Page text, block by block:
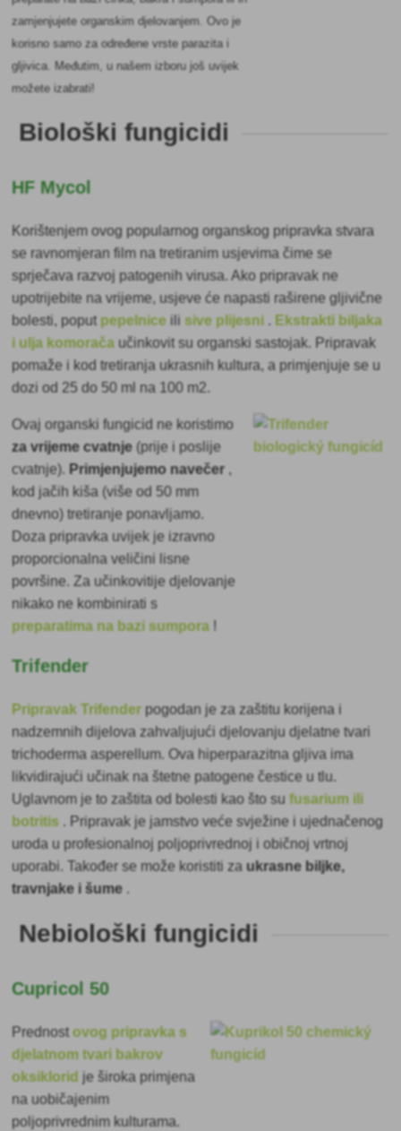
zamjenjujete organskim djelovanjem. Ovo je
korisno samo za određene vrste parazita i
gljivica. Međutim, u našem izboru još uvijek
možete izabrati!
Biološki fungicidi
HF Mycol
Korištenjem ovog popularnog organskog pripravka stvara
se ravnomjeran film na tretiranim usjevima čime se
sprječava razvoj patogenih virusa. Ako pripravak ne
upotrijebite na vrijeme, usjeve će napasti raširene gljivične
bolesti, poputpepelnice ilisive plijesni . Ekstrakti biljaka
i ulja komorača učinkovit su organski sastojak. Pripravak
pomaže i kod tretiranja ukrasnih kultura, a primjenjuje se u
dozi od 25 do 50 ml na 100 m2.
Ovaj organski fungicid ne koristimo
za vrijeme cvatnje (prije i poslije
cvatnje). Primjenjujemo navečer ,
kod jačih kiša (više od 50 mm
dnevno) tretiranje ponavljamo.
Doza pripravka uvijek je izravno
proporcionalna veličini lisne
površine. Za učinkovitije djelovanje
nikako ne kombinirati s
preparatima na bazi sumpora
Trifender
Pripravak Trifender pogodan je za zaštitu korijena i
nadzemnih dijelova zahvaljujući djelovanju djelatne tvari
trichoderma asperellum. Ova hiperparazitna gljiva ima
likvidirajući učinak na štetne patogene čestice u tlu.
Uglavnom je to zaštita od bolesti kao što sufusarium ili
botritis . Pripravak je jamstvo veće svježine i ujednačenog
uroda u profesionalnoj poljoprivrednoj i običnoj vrtnoj
uporabi. Također se može koristiti zaukrasne biljke,
travnjake i šume .
Nebiološki fungicidi
Cupricol 50
Prednost ovog pripravka s
djelatnom tvari bakrov
oksiklorid je široka primjena
na uobičajenim
poljoprivrednim kulturama.